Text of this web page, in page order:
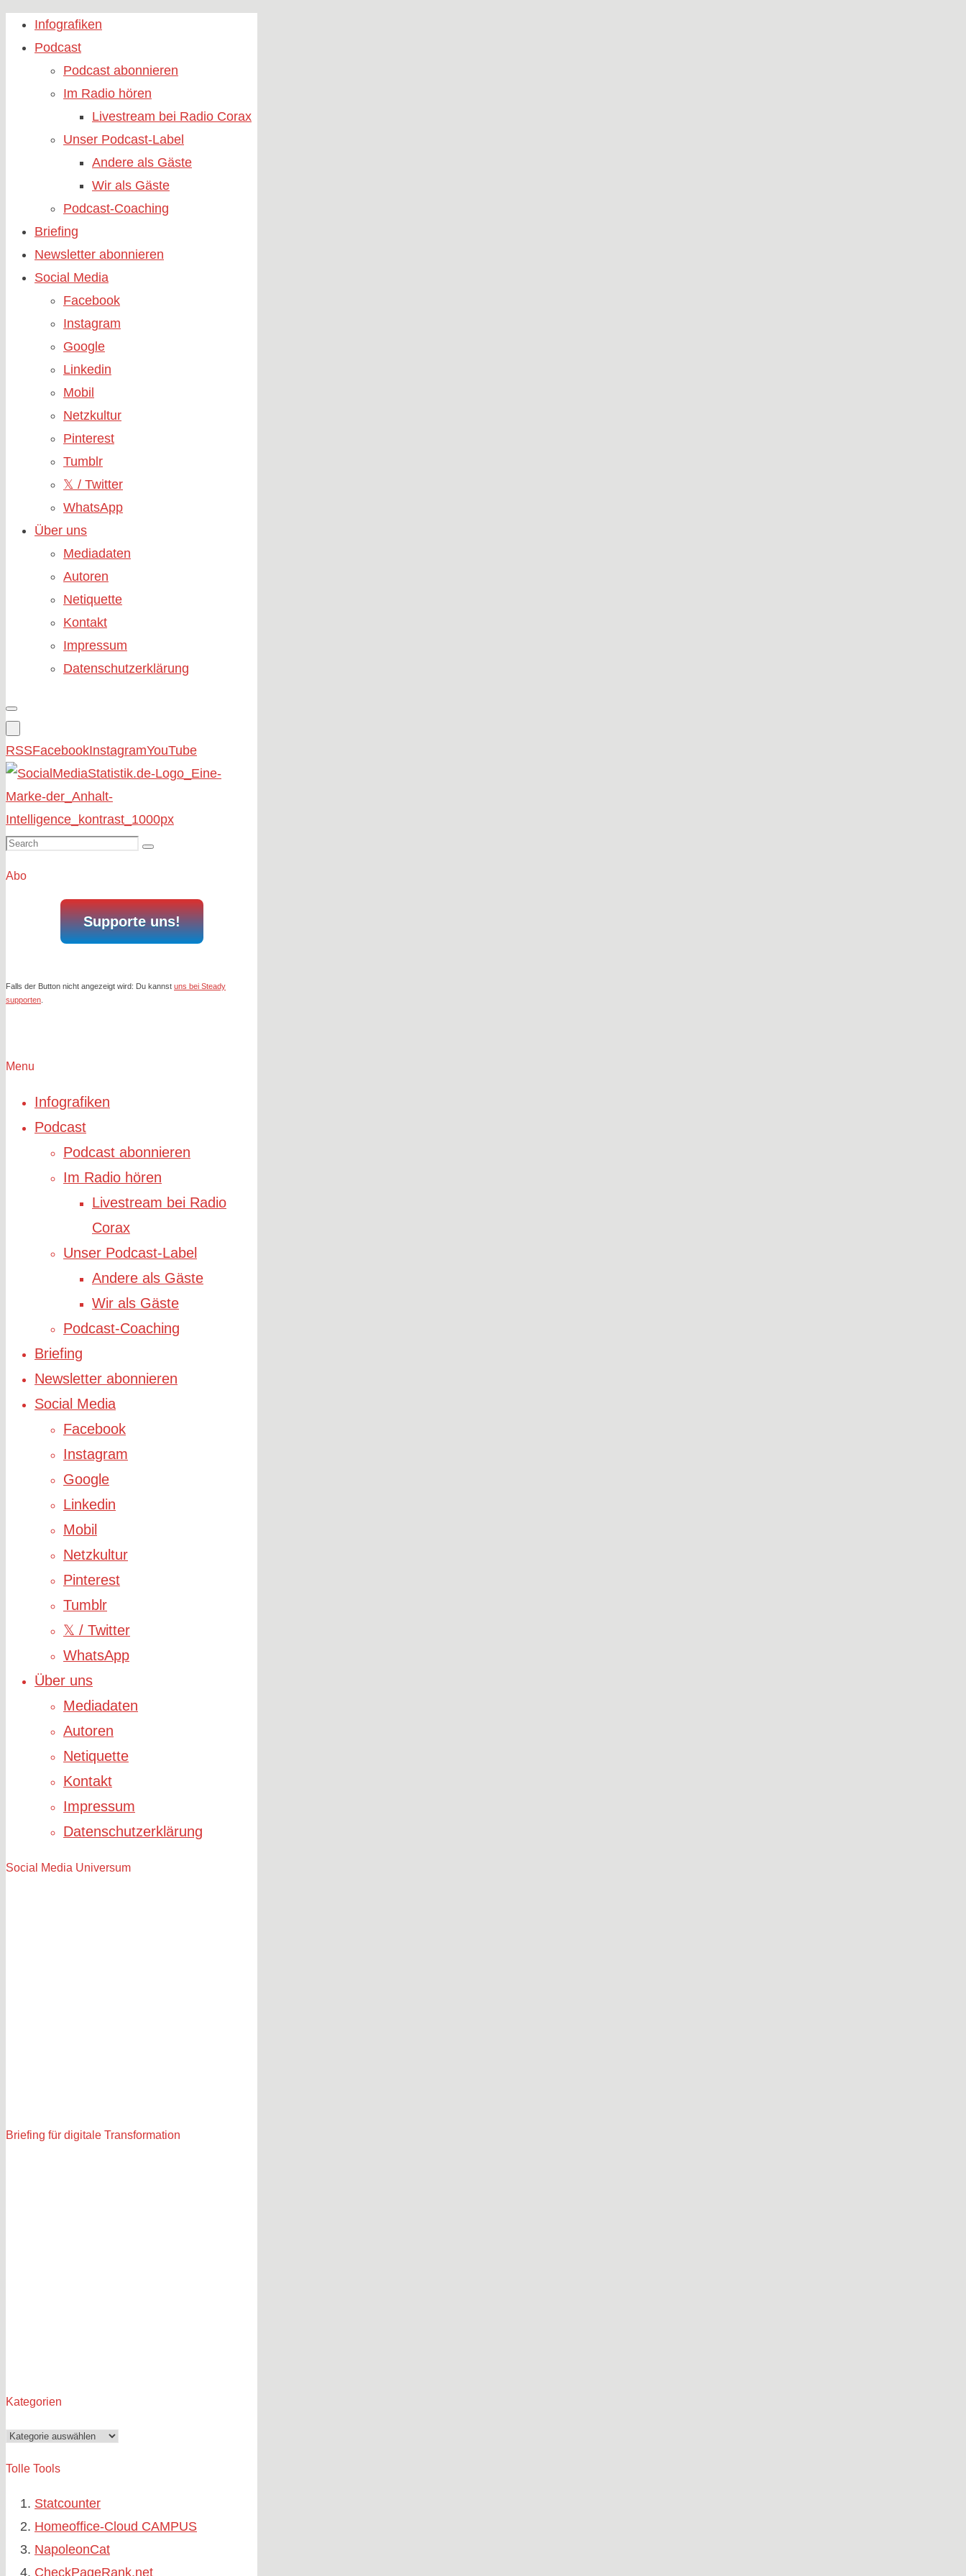
Skip
Infografiken
Podcast
Podcast abonnieren
Im Radio hören
Livestream bei Radio Corax
Unser Podcast-Label
Andere als Gäste
Wir als Gäste
Podcast-Coaching
Briefing
Newsletter abonnieren
Social Media
Facebook
Instagram
Google
Linkedin
Mobil
Netzkultur
Pinterest
Tumblr
𝕏 / Twitter
WhatsApp
Über uns
Mediadaten
Autoren
Netiquette
Kontakt
Impressum
Datenschutzerklärung
RSSFacebookInstagramYouTube
Search
Search
Abo
Supporte uns!
Falls der Button nicht angezeigt wird: Du kannst uns bei Steady
supporten
Menu
Infografiken
Podcast
Podcast abonnieren
Im Radio hören
Livestream bei Radio
Corax
Unser Podcast-Label
Andere als Gäste
Wir als Gäste
Podcast-Coaching
Briefing
Newsletter abonnieren
Social Media
Facebook
Instagram
Google
Linkedin
Mobil
Netzkultur
Pinterest
Tumblr
𝕏 / Twitter
WhatsApp
Über uns
Mediadaten
Autoren
Netiquette
Kontakt
Impressum
Datenschutzerklärung
Social Media Universum
Briefing für digitale Transformation
Kategorien
Kategorien
Tolle Tools
Statcounter
Homeoffice-Cloud CAMPUS
NapoleonCat
CheckPageRank.net